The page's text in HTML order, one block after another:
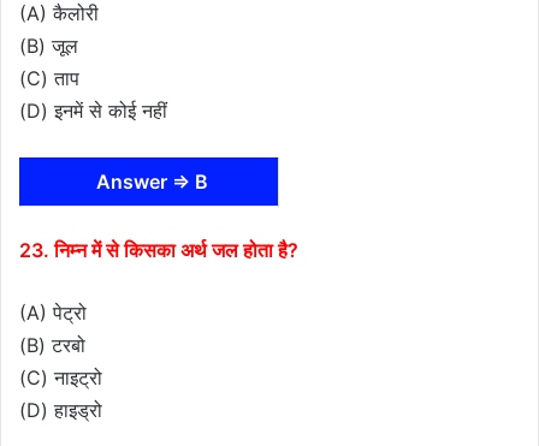
(A) कैलोरी
(B) जूल
(C) ताप
(D) इनमें से कोई नहीं
Answer ⇒ B
23. निम्न में से किसका अर्थ जल होता है?
(A) पेट्रो
(B) टरबो
(C) नाइट्रो
(D) हाइड्रो